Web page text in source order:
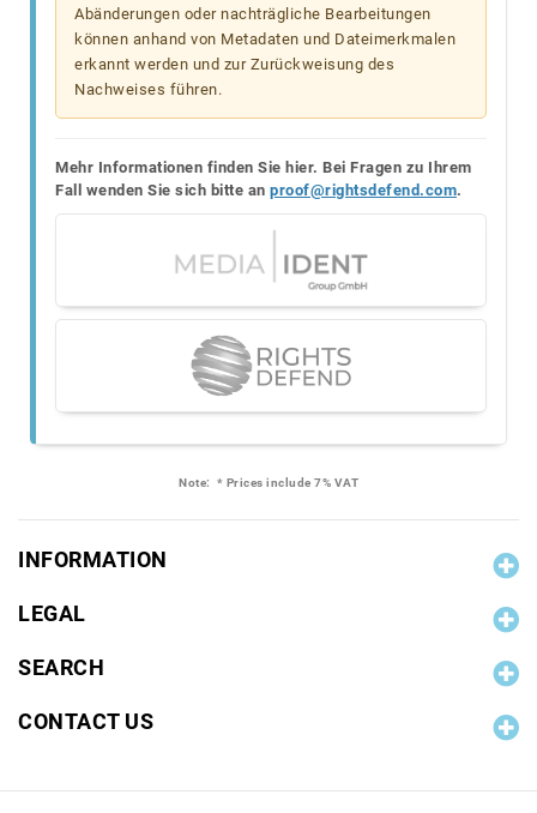
Abänderungen oder nachträgliche Bearbeitungen
können anhand von Metadaten und Dateimerkmalen
erkannt werden und zur Zurückweisung des
Nachweises führen.
Mehr Informationen finden Sie hier. Bei Fragen zu Ihrem
Fall wenden Sie sich bitte an proof@rightsdefend.com.
Note: * Prices include 7% VAT
INFORMATION
LEGAL
SEARCH
CONTACT US